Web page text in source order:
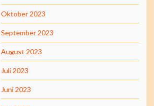
Oktober 2023
September 2023
August 2023
Juli 2023
Juni 2023